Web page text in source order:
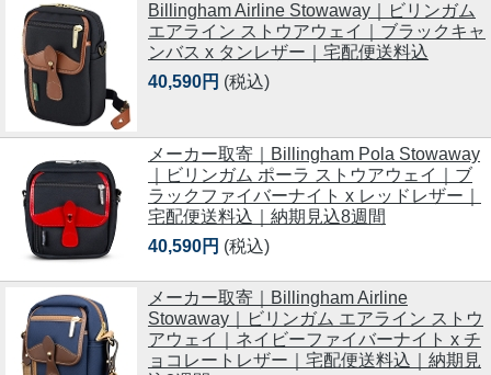
Billingham Airline Stowaway｜ビリンガム
エアライン ストウアウェイ｜ブラックキャ
ンバス x タンレザー｜宅配便送料込
40,590円 (税込)
メーカー取寄｜Billingham Pola Stowaway
｜ビリンガム ポーラ ストウアウェイ｜ブ
ラックファイバーナイト x レッドレザー｜
宅配便送料込｜納期見込8週間
40,590円 (税込)
メーカー取寄｜Billingham Airline
Stowaway｜ビリンガム エアライン ストウ
アウェイ｜ネイビーファイバーナイト x チ
ョコレートレザー｜宅配便送料込｜納期見